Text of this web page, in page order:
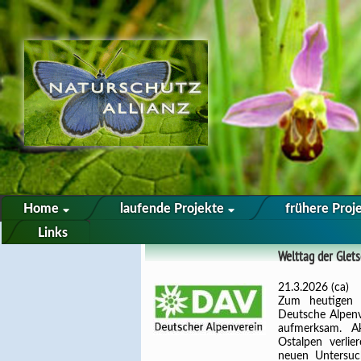
Home laufende Projekte
frühere
Links
Welttag der
21.3.2026 (ca)
Zum
Deutsche
aufmerksam.
Ostalpen
neuen